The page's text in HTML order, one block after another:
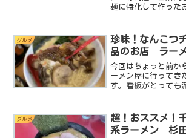
麺に特化して作った
ン部は昨年の10月に
なんですが看板は
グルメ
珍味！なんこつ
品のお店 ラー
今回はちょっと前か
ーメン屋に行ってき
す。看板がとっても
前から気になってい
派手なんだけど謙
グルメ
超！おススメ！
系ラーメン 杉